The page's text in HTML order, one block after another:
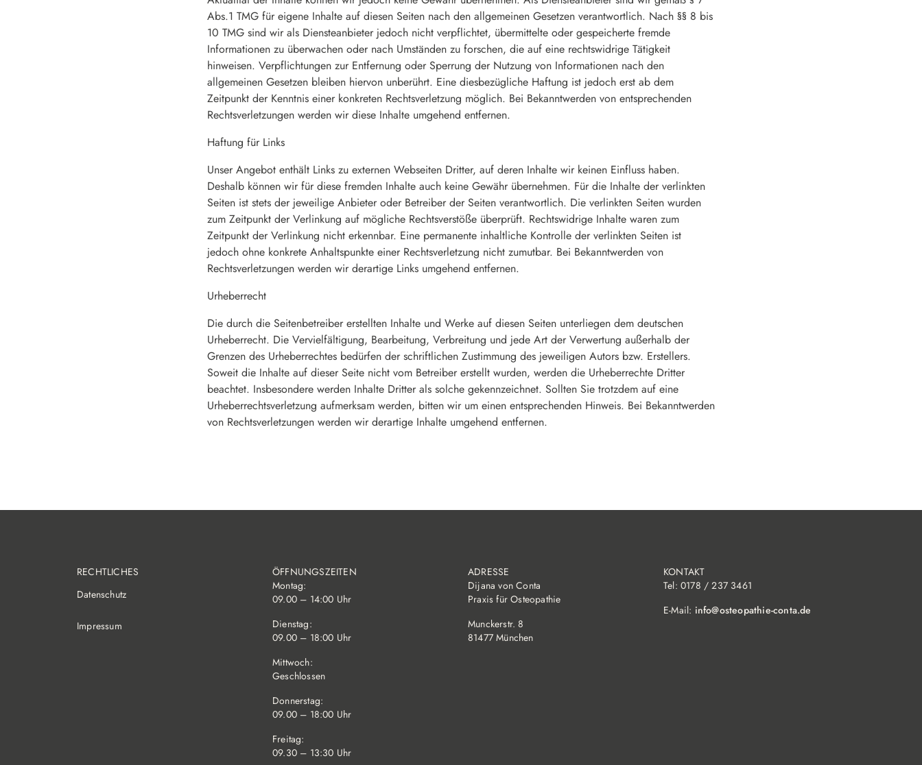
Abs.1 TMG für eigene Inhalte auf diesen Seiten nach den allgemeinen Gesetzen verantwortlich. Nach §§ 8 bis
10 TMG sind wir als Diensteanbieter jedoch nicht verpflichtet, übermittelte oder gespeicherte fremde
Informationen zu überwachen oder nach Umständen zu forschen, die auf eine rechtswidrige Tätigkeit
hinweisen. Verpflichtungen zur Entfernung oder Sperrung der Nutzung von Informationen nach den
allgemeinen Gesetzen bleiben hiervon unberührt. Eine diesbezügliche Haftung ist jedoch erst ab dem
Zeitpunkt der Kenntnis einer konkreten Rechtsverletzung möglich. Bei Bekanntwerden von entsprechenden
Rechtsverletzungen werden wir diese Inhalte umgehend entfernen.
Haftung für Links
Unser Angebot enthält Links zu externen Webseiten Dritter, auf deren Inhalte wir keinen Einfluss haben.
Deshalb können wir für diese fremden Inhalte auch keine Gewähr übernehmen. Für die Inhalte der verlinkten
Seiten ist stets der jeweilige Anbieter oder Betreiber der Seiten verantwortlich. Die verlinkten Seiten wurden
zum Zeitpunkt der Verlinkung auf mögliche Rechtsverstöße überprüft. Rechtswidrige Inhalte waren zum
Zeitpunkt der Verlinkung nicht erkennbar. Eine permanente inhaltliche Kontrolle der verlinkten Seiten ist
jedoch ohne konkrete Anhaltspunkte einer Rechtsverletzung nicht zumutbar. Bei Bekanntwerden von
Rechtsverletzungen werden wir derartige Links umgehend entfernen.
Urheberrecht
Die durch die Seitenbetreiber erstellten Inhalte und Werke auf diesen Seiten unterliegen dem deutschen
Urheberrecht. Die Vervielfältigung, Bearbeitung, Verbreitung und jede Art der Verwertung außerhalb der
Grenzen des Urheberrechtes bedürfen der schriftlichen Zustimmung des jeweiligen Autors bzw. Erstellers.
Soweit die Inhalte auf dieser Seite nicht vom Betreiber erstellt wurden, werden die Urheberrechte Dritter
beachtet. Insbesondere werden Inhalte Dritter als solche gekennzeichnet. Sollten Sie trotzdem auf eine
Urheberrechtsverletzung aufmerksam werden, bitten wir um einen entsprechenden Hinweis. Bei Bekanntwerden
von Rechtsverletzungen werden wir derartige Inhalte umgehend entfernen.
RECHTLICHES
Datenschutz
Impressum
ÖFFNUNGSZEITEN
Montag:
09.00 – 14:00 Uhr
Dienstag:
09.00 – 18:00 Uhr
Mittwoch:
Geschlossen
Donnerstag:
09.00 – 18:00 Uhr
Freitag:
09.30 – 13:30 Uhr
ADRESSE
Dijana von Conta
Praxis für Osteopathie
Munckerstr. 8
81477 München
KONTAKT
Tel: 0178 / 237 3461
E-Mail: info@osteopathie-conta.de